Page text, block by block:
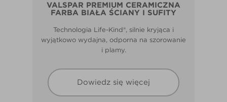
VALSPAR PREMIUM CERAMICZNA
FARBA BIAŁA ŚCIANY I SUFITY
Technologia Life-Kind®, silnie kryjąca i
wyjątkowo wydajna, odporna na szorowanie
i plamy.
Dowiedz się więcej